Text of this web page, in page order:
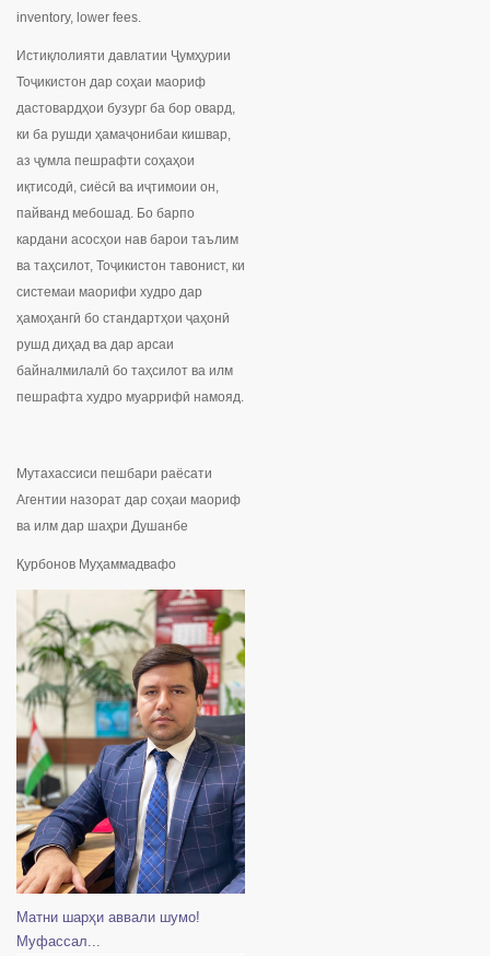
inventory, lower fees.
Истиқлолияти давлатии Ҷумҳурии
Тоҷикистон дар соҳаи маориф
дастовардҳои бузург ба бор овард,
ки ба рушди ҳамаҷонибаи кишвар,
аз ҷумла пешрафти соҳаҳои
иқтисодӣ, сиёсӣ ва иҷтимоии он,
пайванд мебошад. Бо барпо
кардани асосҳои нав барои таълим
ва таҳсилот, Тоҷикистон тавонист, ки
системаи маорифи худро дар
ҳамоҳангӣ бо стандартҳои ҷаҳонӣ
рушд диҳад ва дар арсаи
байналмилалӣ бо таҳсилот ва илм
пешрафта худро муаррифӣ намояд.
Мутахассиси пешбари раёсати
Агентии назорат дар соҳаи маориф
ва илм дар шаҳри Душанбе
Қурбонов Муҳаммадвафо
Матни шарҳи аввали шумо!
Муфассал...